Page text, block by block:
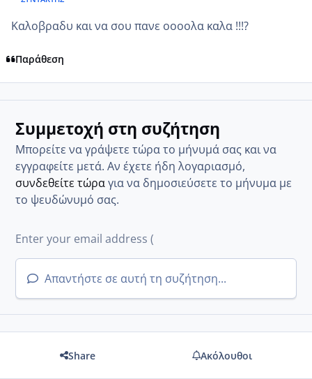
Καλοβραδυ και να σου πανε οοοολα καλα !!!?
Παράθεση
Συμμετοχή στη συζήτηση
Μπορείτε να γράψετε τώρα το μήνυμά σας και να
εγγραφείτε μετά. Αν έχετε ήδη λογαριασμό,
συνδεθείτε τώραγια να δημοσιεύσετε το μήνυμα με
το ψευδώνυμό σας.
Απαντήστε σε αυτή τη συζήτηση...
Share Ακόλουθοι